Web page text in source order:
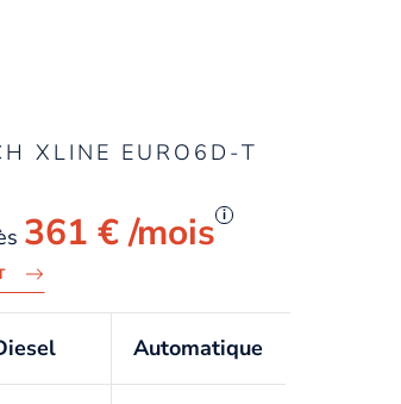
XLINE EURO6D-T
361 €/mois i
Automatique